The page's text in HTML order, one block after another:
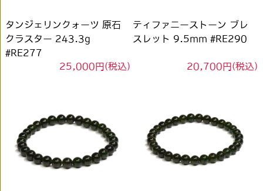
タンジェリンクォーツ 原石
クラスター 243.3g
#RE277
25,000円(税込)
ティファニーストーン ブレ
スレット 9.5mm #RE290
20,700円(税込)